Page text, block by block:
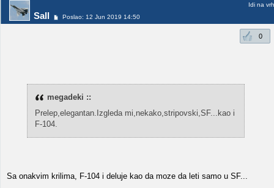
Sall Poslao: 12 Jun 2019 14:50
Idi na vrh
0
megadeki ::
Prelep,elegantan.Izgleda mi,nekako,stripovski,SF...kao i
F-104.
Sa onakvim krilima, F-104 i deluje kao da moze da leti samo u SF...